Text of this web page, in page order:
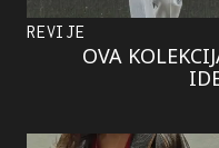
REVIJE
OVA